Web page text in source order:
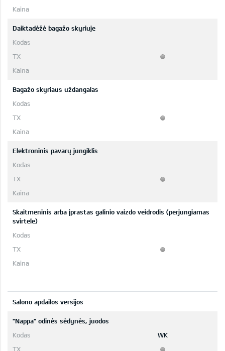
Daiktadėžė bagažo skyriuje
Bagažo skyriaus uždangalas
Elektroninis pavarų jungiklis
Skaitmeninis arba įprastas galinio vaizdo veidrodis (perjungiamas
svirtele)
Salono apdailos versijos
"Nappa" odinės sėdynės, juodos
WK